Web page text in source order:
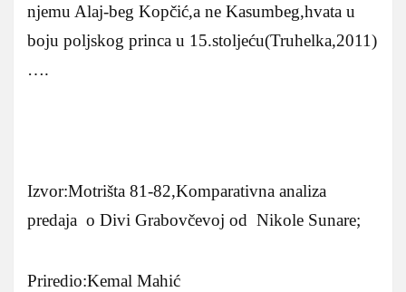
njemu Alaj-beg Kopčić,a ne Kasumbeg,hvata u
boju poljskog princa u 15.stoljeću(Truhelka,2011)
….
Izvor:Motrišta 81-82,Komparativna analiza
predaja o Divi Grabovčevoj od Nikole Sunare;
Priredio:Kemal Mahić